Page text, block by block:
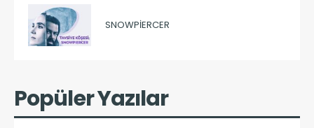
SNOWPIERCER
Popüler Yazılar